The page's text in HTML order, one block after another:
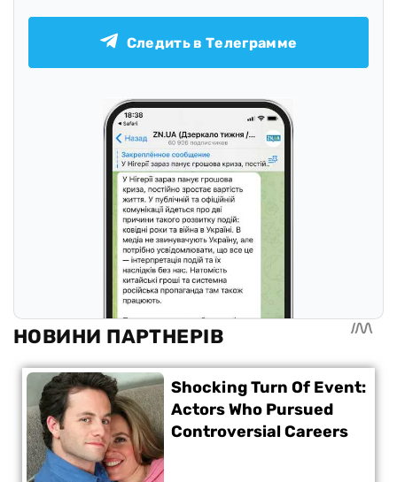
Следить в Телеграмме